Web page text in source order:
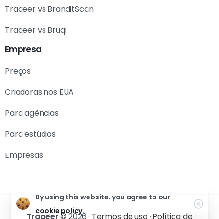
Traqeer vs BranditScan
Traqeer vs Bruqi
Empresa
Preços
Criadoras nos EUA
Para agências
Para estúdios
Empresas
Traqeer© 2026 · Termos de uso · Política de
By using this website, you agree to our
cookie policy.